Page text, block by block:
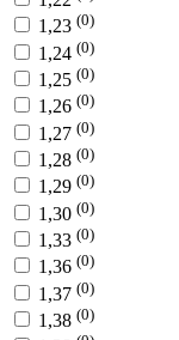
1,23 (0)
1,24 (0)
1,25 (0)
1,26 (0)
1,27 (0)
1,28 (0)
1,29 (0)
1,30 (0)
1,33 (0)
1,36 (0)
1,37 (0)
1,38 (0)